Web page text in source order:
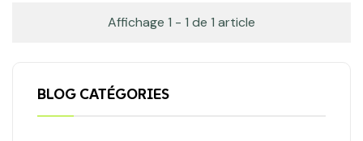
Affichage 1 - 1 de 1 article
BLOG CATÉGORIES